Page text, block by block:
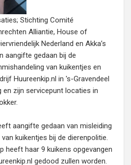
Stichting Comité
Alliantie, House of
Nederland en Akka’s
aangifte gedaan bij de
van kuikentjes en
Huureenkip.nl in 's-Gravendeel
en zijn servicepunt locaties in
aangifte gedaan van misleiding
kuikentjes bij de dierenpolitie.
heeft haar 9 kuikens opgevangen
gedood zullen worden.